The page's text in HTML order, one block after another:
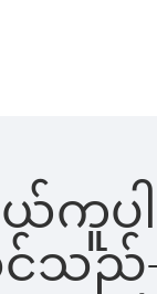
လွယ်ကူ
င်သည်